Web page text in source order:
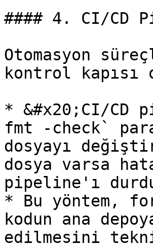
#### 4. CI/CD
Otomasyon
kontrol
* &#x20;CI/CD
fmt -check`
dosyayı
dosya varsa
pipeline'ı
* Bu yöntem,
kodun ana
edilmesini